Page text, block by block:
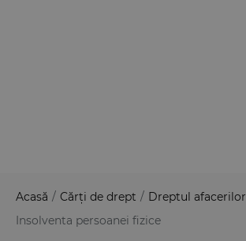
Acasă / Cărți de drept / Dreptul afacerilor
Insolventa persoanei fizice